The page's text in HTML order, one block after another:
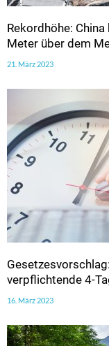
Rekordhöhe:
Meter über dem
21. März 2023
verpflichtende 4-
16. März 2023